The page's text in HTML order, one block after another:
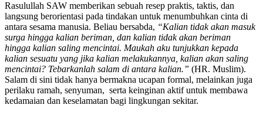
Rasulullah SAW memberikan sebuah resep praktis, taktis, dan
langsung berorientasi pada tindakan untuk menumbuhkan cinta di
antara sesama manusia. Beliau bersabda, “Kalian tidak akan masuk
surga hingga kalian beriman, dan kalian tidak akan beriman
hingga kalian saling mencintai. Maukah aku tunjukkan kepada
kalian sesuatu yang jika kalian melakukannya, kalian akan saling
mencintai? Tebarkanlah salam di antara kalian.” (HR. Muslim).
Salam di sini tidak hanya bermakna ucapan formal, melainkan juga
perilaku ramah, senyuman, serta keinginan aktif untuk membawa
kedamaian dan keselamatan bagi lingkungan sekitar.